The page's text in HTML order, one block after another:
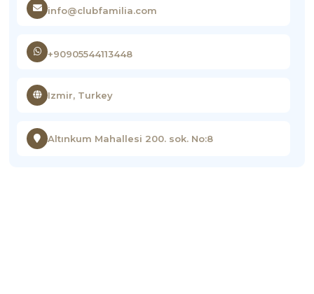
info@clubfamilia.com
+90905544113448
Izmir, Turkey
Altınkum Mahallesi 200. sok. No:8